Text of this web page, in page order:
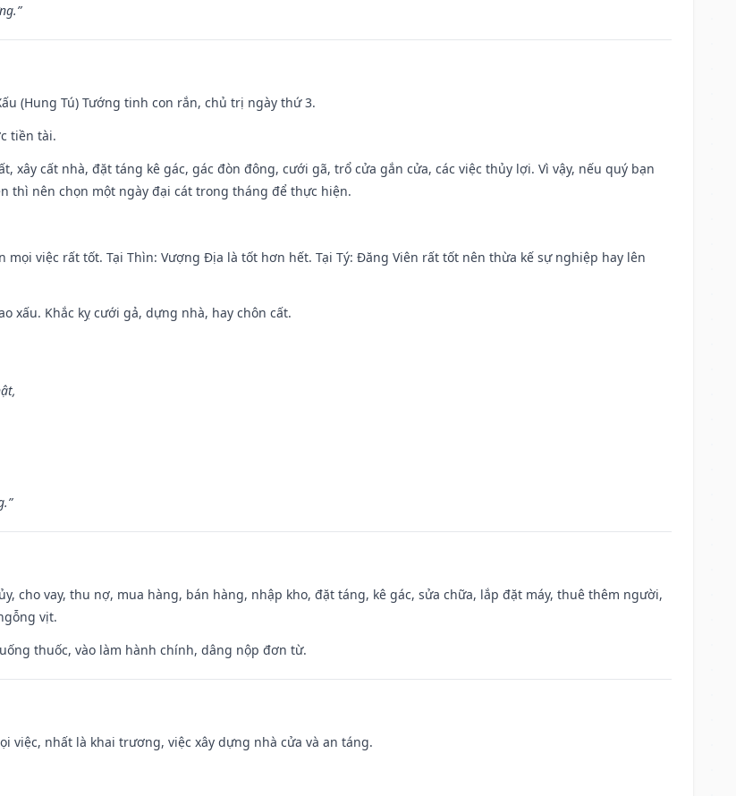
(Hung Tú) Tướng tinh con rắn, chủ trị ngày thứ 3.
tiền tài.
xây cất nhà, đặt táng kê gác, gác đòn đông, cưới gã, trổ cửa gắn cửa, các việc thủy lợi. Vì vậy, nếu quý bạn
thì nên chọn một ngày đại cát trong tháng để thực hiện.
mọi việc rất tốt. Tại Thìn: Vượng Địa là tốt hơn hết. Tại Tý: Đăng Viên rất tốt nên thừa kế sự nghiệp hay lên
xấu. Khắc kỵ cưới gả, dựng nhà, hay chôn cất.
cho vay, thu nợ, mua hàng, bán hàng, nhập kho, đặt táng, kê gác, sửa chữa, lắp đặt máy, thuê thêm người,
vịt.
thuốc, vào làm hành chính, dâng nộp đơn từ.
việc, nhất là khai trương, việc xây dựng nhà cửa và an táng.